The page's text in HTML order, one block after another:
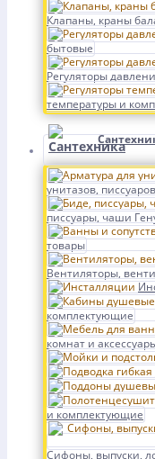
Клапаны, краны
бытовые
Регуляторы
температуры и
унитазов,
писсуары, чаши
товары
Вентиляторы,
комплектующие
комнат и
и комплектующие
Сифоны, выпуски,